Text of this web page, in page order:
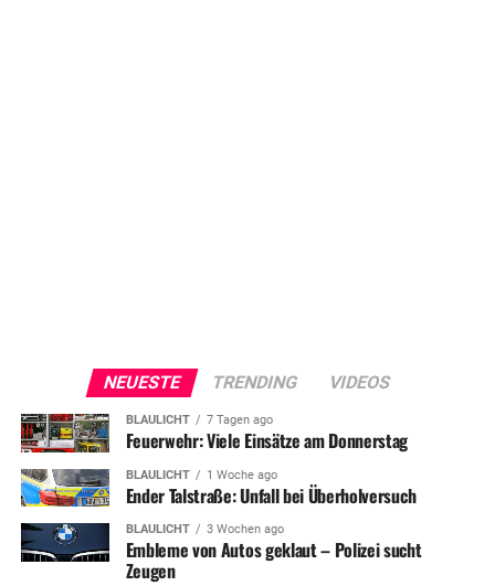
NEUESTE TRENDING VIDEOS
BLAULICHT 7 Tagen ago
Feuerwehr: Viele Einsätze am Donnerstag
BLAULICHT 1 Woche ago
Ender Talstraße: Unfall bei Überholversuch
BLAULICHT 3 Wochen ago
Embleme von Autos geklaut – Polizei sucht
Zeugen